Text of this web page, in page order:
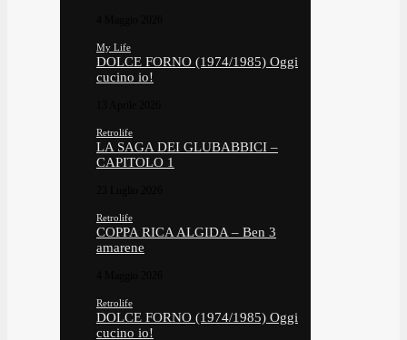
My Life
DOLCE FORNO (1974/1985) Oggi
cucino io!
Retrolife
LA SAGA DEI GLUBABBICI –
CAPITOLO 1
Retrolife
COPPA RICA ALGIDA – Ben 3
amarene
Retrolife
DOLCE FORNO (1974/1985) Oggi
cucino io!